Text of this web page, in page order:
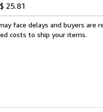
25.81
face delays and buyers are
costs to ship your items.